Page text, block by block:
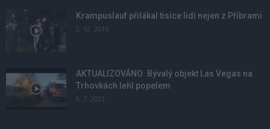
Krampuslauf přilákal tisíce lidí nejen z Příbrami
2. 12. 2016
AKTUALIZOVÁNO: Bývalý objekt Las Vegas na
Trhovkách lehl popelem
8. 7. 2023